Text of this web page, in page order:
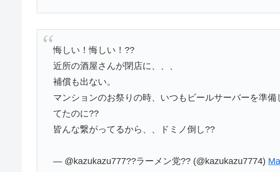
悔しい！悔しい！??
近所の酒屋さんが閉店に、、、
補償も出ない。
マンションのお祭りの時、いつもビールサーバーを準
てたのに??
皆んな繋がってるから、、ドミノ倒し??
— @kazukazu777??ラーメン党?? (@kazukazu7774)